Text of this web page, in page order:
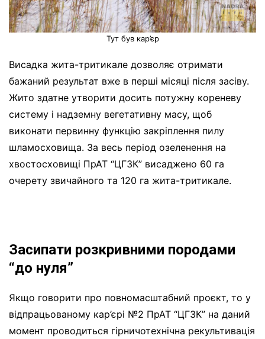
Тут був кар’єр
Висадка жита-тритикале дозволяє отримати
бажаний результат вже в перші місяці після засіву.
Жито здатне утворити досить потужну кореневу
систему і надземну вегетативну масу, щоб
виконати первинну функцію закріплення пилу
шламосховища. За весь період озеленення на
хвостосховищі ПрАТ “ЦГЗК” висаджено 60 га
очерету звичайного та 120 га жита-тритикале.
Засипати розкривними породами
“до нуля”
Якщо говорити про повномасштабний проєкт, то у
відпрацьованому кар’єрі №2 ПрАТ “ЦГЗК” на даний
момент проводиться гірничотехнічна рекультивація